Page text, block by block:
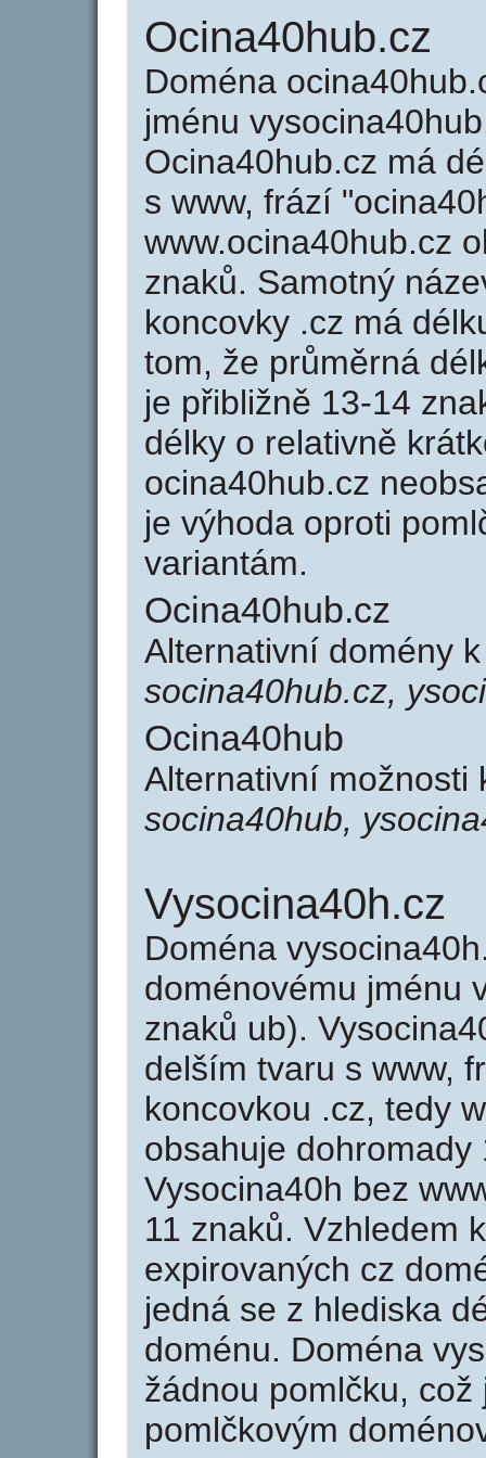
Ocina40hub.cz
Doména
jménu
Ocina40hub.cz má
s www, frází
www.ocina40hub.cz
znaků. Samotný
koncovky .cz má
tom, že průměrná
je přibližně 13-14
délky o relativně
ocina40hub.cz
je výhoda oproti
variantám.
Ocina40hub.cz
Alternativní domény
socina40hub.cz,
Ocina40hub
Alternativní možnosti
socina40hub,
Vysocina40h.cz
Doména
doménovému jménu
znaků ub).
delším tvaru s www,
koncovkou .cz, tedy
obsahuje
Vysocina40h bez
11 znaků. Vzhledem
expirovaných cz
jedná se z hlediska
doménu. Doména
žádnou pomlčku,
pomlčkovým